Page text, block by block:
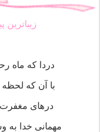
زیباترین
دردا كه ماه
با آن كه
درهای
مهمانی خدا